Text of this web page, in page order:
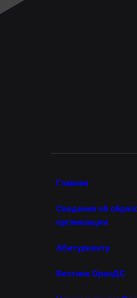
Главная
Сведения об
организации
Абитуриенту
Вестник ОренДС